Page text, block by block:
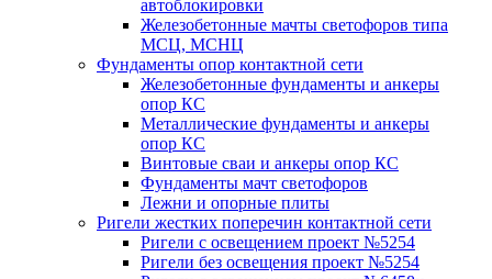
автоблокировки
Железобетонные мачты светофоров типа
МСЦ, МСНЦ
Фундаменты опор контактной сети
Железобетонные фундаменты и анкеры
опор КС
Металлические фундаменты и анкеры
опор КС
Винтовые сваи и анкеры опор КС
Фундаменты мачт светофоров
Лежни и опорные плиты
Ригели жестких поперечин контактной сети
Ригели с освещением проект №5254
Ригели без освещения проект №5254